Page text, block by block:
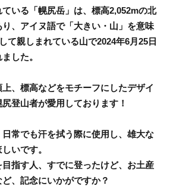
ている「幌尻岳」は、標高2,052mの北
、アイヌ語で「大きい・山」を意味
て親しまれている山で2024年6月25日
した。
、標高などをモチーフにしたデザイ
登山者が愛用しております！
常でも汗を拭う際に使用し、雄大な
いです。
指す人、すでに登ったけど、お土産
、記念にいかがですか？